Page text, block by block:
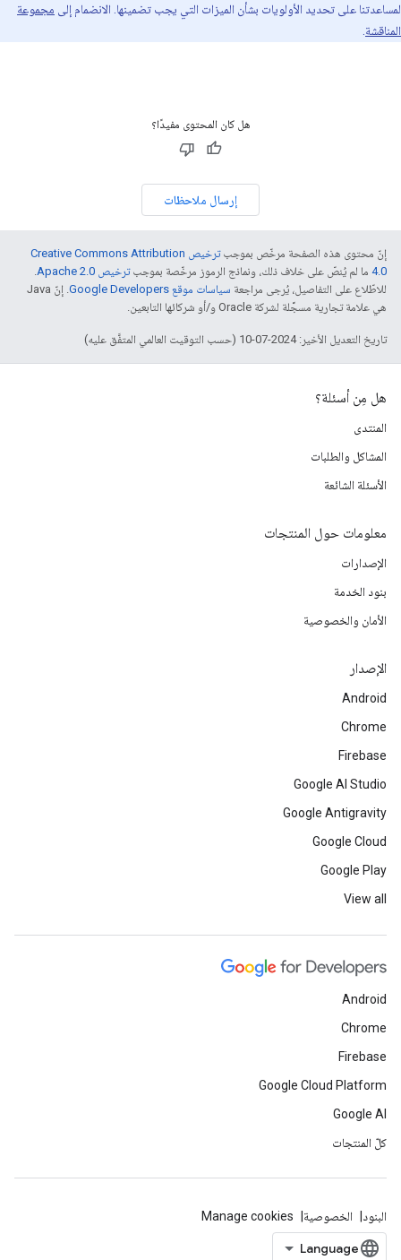
لمساعدتنا على تحديد الأولويات بشأن الميزات التي يجب تضمينها. الانضمام إلى مجموعة
المناقشة
هل كان المحتوى مفيدًا؟
إرسال ملاحظات
إنّ محتوى هذه الصفحة مرخّص بموجب
ترخيص Creative Commons Attribution
4.0‏ ما لم يُنصّ على خلاف ذلك، ونماذج الرموز مرخّصة بموجبترخيص Apache 2.0‏
للاطّلاع على التفاصيل، يُرجى مراجعة سياسات موقع Google Developers‏
. إنّ Java
هي علامة تجارية مسجَّلة لشركة Oracle و/أو شركائها التابعين.
تاريخ التعديل الأخير: 2024-07-10 (حسب التوقيت العالمي المتفَّق عليه)
هل مِن أسئلة؟
المنتدى
المشاكل والطلبات
الأسئلة الشائعة
معلومات حول المنتجات
الإصدارات
بنود الخدمة
الأمان والخصوصية
الإصدار
Android
Chrome
Firebase
Google AI Studio
Google Antigravity
Google Cloud
Google Play
View all
Android
Chrome
Firebase
Google Cloud Platform
Google AI
كلّ المنتجات
البنود الخصوصية Manage cookies